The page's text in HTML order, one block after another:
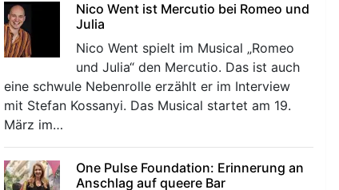
Nico Went ist Mercutio bei Romeo und
Julia
Nico Went spielt im Musical „Romeo
und Julia“ den Mercutio. Das ist auch
eine schwule Nebenrolle erzählt er im Interview
mit Stefan Kossanyi. Das Musical startet am 19.
März im…
One Pulse Foundation: Erinnerung an
Anschlag auf queere Bar